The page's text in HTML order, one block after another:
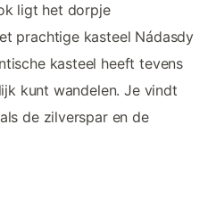
ligt het dorpje
prachtige kasteel Nádasdy
kasteel heeft tevens
kunt wandelen. Je vindt
de zilverspar en de